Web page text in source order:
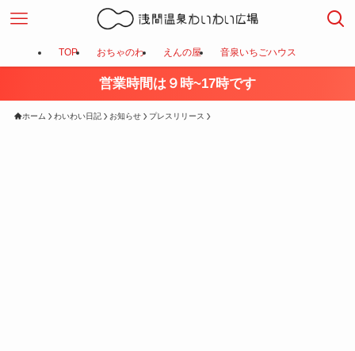
TOP おちゃのわ えんの屋 音泉いちごハウス
営業時間は９時~17時です
ホーム わいわい日記 お知らせ プレスリリース